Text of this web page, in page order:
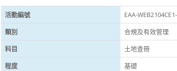
活動編號
EAA-
類別
合規及有效管理
科目
土地查冊
程度
基礎